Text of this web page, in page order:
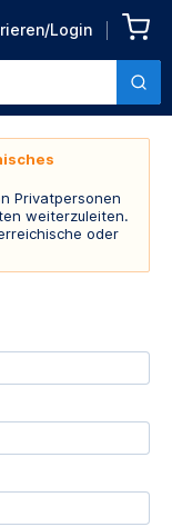
Login
Privatpersonen
weiterzuleiten.
oder